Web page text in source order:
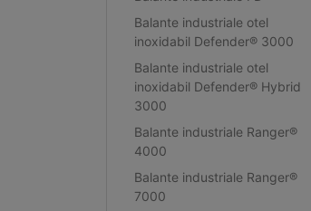
Balante industriale otel
inoxidabil Defender® 3000
Balante industriale otel
inoxidabil Defender® Hybrid
3000
Balante industriale Ranger®
4000
Balante industriale Ranger®
7000